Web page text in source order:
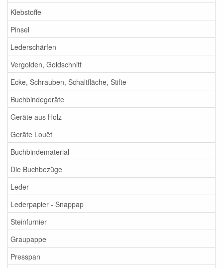
Klebstoffe
Pinsel
Lederschärfen
Vergolden, Goldschnitt
Ecke, Schrauben, Schaltfläche, Stifte
Buchbindegeräte
Geräte aus Holz
Geräte Louët
Buchbindematerial
Die Buchbezüge
Leder
Lederpapier - Snappap
Steinfurnier
Graupappe
Presspan